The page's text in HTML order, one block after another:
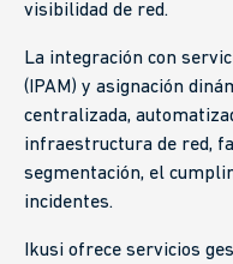
visibilidad de red.
La integración con
(IPAM) y asignación
centralizada,
infraestructura de red,
segmentación, el
incidentes.
Ikusi ofrece servicios